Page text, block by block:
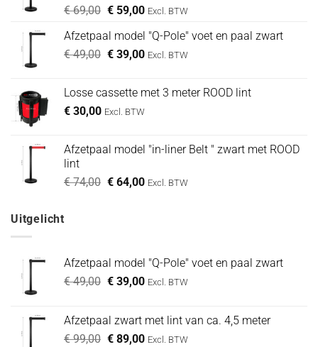
€69,00 Oorspronkelijke
was:
€ 69,00.
€59,00Huidige
is:
€ 59,00.
Excl. BTW
Afzetpaal model "Q-Pole" voet en paal zwart
€49,00 Oorspronkelijke
€ 49,00.
€39,00Huidige
€ 39,00.
Excl. BTW
Losse cassette met 3 meter ROOD lint
€ 30,00 Excl. BTW
Afzetpaal model "in-liner Belt " zwart met ROOD
lint
€74,00 Oorspronkelijke
€64,00Huidige
Excl. BTW
Uitgelicht
Afzetpaal model "Q-Pole" voet en paal zwart
€49,00 Oorspronkelijke
€ 49,00.
€39,00Huidige
€ 39,00.
Excl. BTW
Afzetpaal zwart met lint van ca. 4,5 meter
€99,00 Oorspronkelijke
€89,00Huidige
Excl. BTW